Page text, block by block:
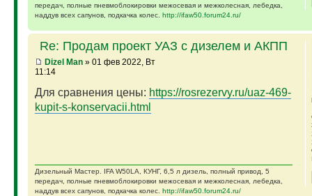
передач, полные пневмоблокировки межосевая и межколесная, лебедка,
наддув всех сапунов, подкачка колес. http://ifaw50.forum24.ru/
Re: Продам проект УАЗ с дизелем и АКПП
Dizel Man» 01 фев 2022, Вт
11:14
Для сравнения цены: https://rosrezervy.ru/uaz-469-
kupit-s-konservacii.html
Дизельный Мастер. IFA W50LA, КУНГ, 6,5 л дизель, полный привод, 5
передач, полные пневмоблокировки межосевая и межколесная, лебедка,
наддув всех сапунов, подкачка колес. http://ifaw50.forum24.ru/